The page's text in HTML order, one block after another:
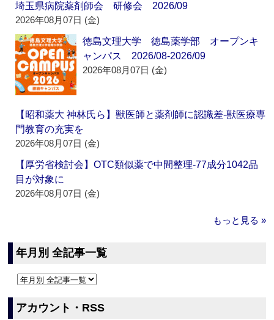
埼玉県病院薬剤師会 研修会 2026/09
2026年08月07日 (金)
徳島文理大学 徳島薬学部 オープンキ
ャンパス 2026/08-2026/09
2026年08月07日 (金)
【昭和薬大 神林氏ら】獣医師と薬剤師に認識差‐獣医療専
門教育の充実を
2026年08月07日 (金)
【厚労省検討会】OTC類似薬で中間整理‐77成分1042品
目が対象に
2026年08月07日 (金)
もっと見る »
年月別 全記事一覧
アカウント・RSS